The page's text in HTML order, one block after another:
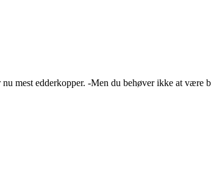
mest edderkopper. -Men du behøver ikke at være